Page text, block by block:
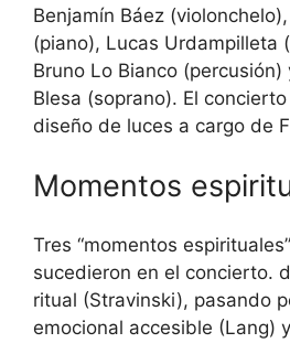
Benjamín Báez
(piano), Lucas Urdampilleta
Bruno Lo Bianco
Blesa (soprano). El
diseño de luces a cargo de
Momentos
Tres “momentos
sucedieron en el concierto.
ritual (Stravinski), pasando
emocional accesible (Lang)